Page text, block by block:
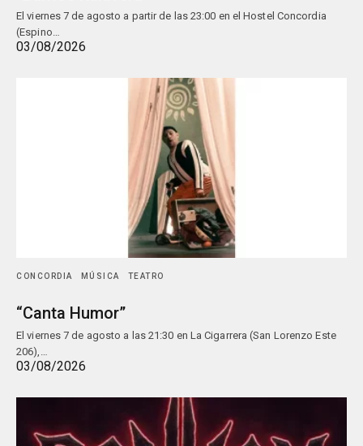
El viernes 7 de agosto a partir de las 23:00 en el Hostel Concordia
(Espino…
03/08/2026
CONCORDIA MÚSICA TEATRO
“Canta Humor”
El viernes 7 de agosto a las 21:30 en La Cigarrera (San Lorenzo Este
206),…
03/08/2026